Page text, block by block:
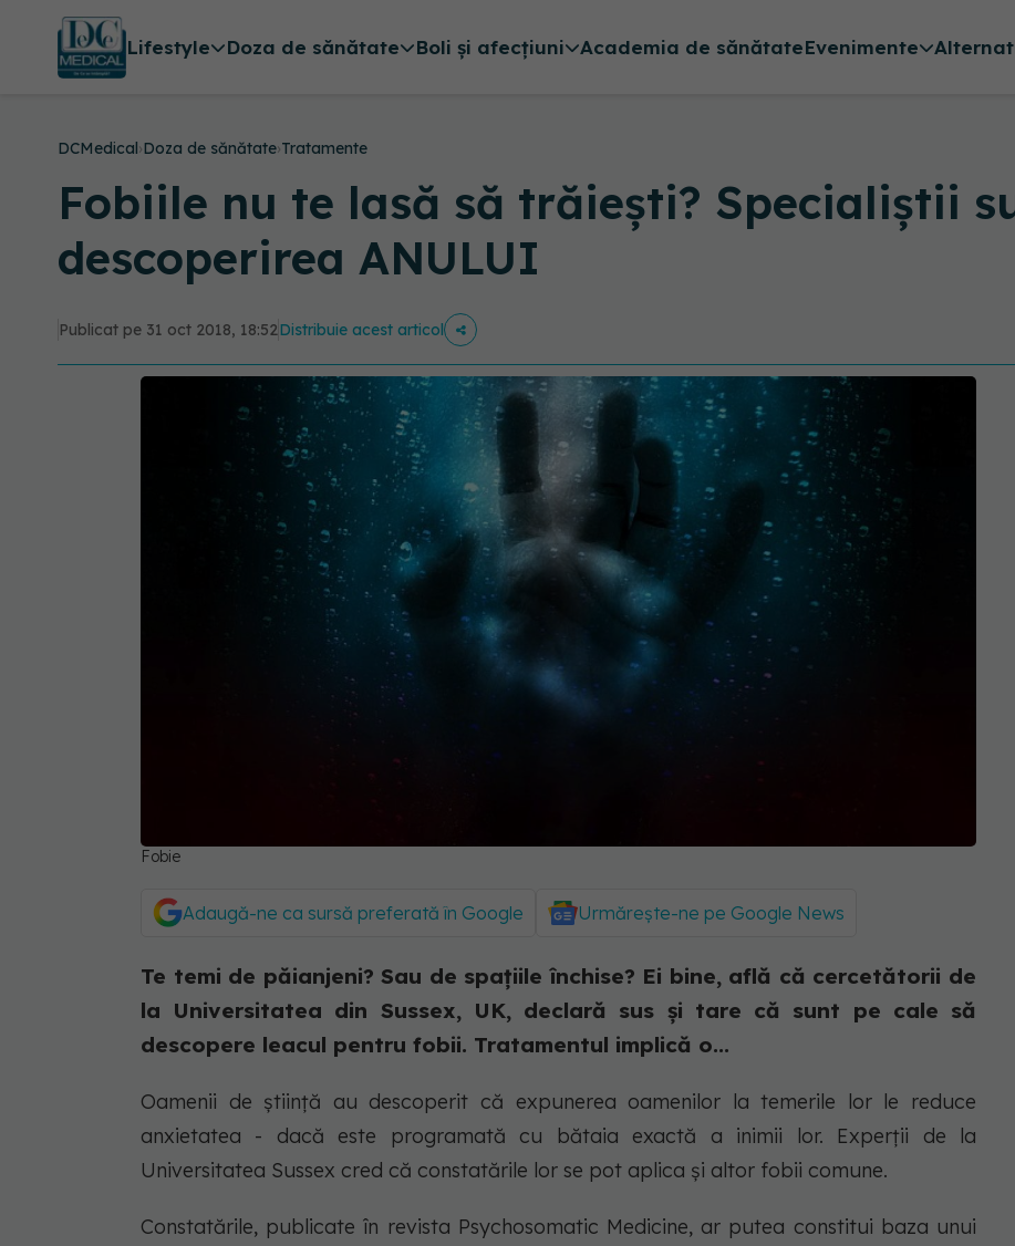
Lifestyle Doza de sănătate Boli și afecțiuni Academia de sănătateEvenimente
DCMedical›Doza de sănătate›Tratamente
Fobiile nu te lasă să trăiești? Specialiștii
descoperirea ANULUI
Publicat pe 31 oct 2018, 18:52Distribuie acest articol
Fobie
Adaugă-ne ca sursă preferată în Google Urmărește-ne pe Google News
Te temi de păianjeni? Sau de spațiile închise? Ei bine, află că cercetătorii de
la Universitatea din Sussex, UK, declară sus și tare că sunt pe cale să
descopere leacul pentru fobii. Tratamentul implică o...
Oamenii de știință au descoperit că expunerea oamenilor la temerile lor le reduce
anxietatea - dacă este programată cu bătaia exactă a inimii lor. Experții de la
Universitatea Sussex cred că constatările lor se pot aplica și altor fobii comune.
Constatările, publicate în revista Psychosomatic Medicine, ar putea constitui baza unui